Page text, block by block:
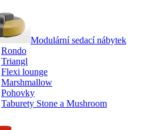
Modulární sedací nábytek
Rondo
Triangl
Flexi lounge
Marshmallow
Pohovky
Taburety Stone a Mushroom